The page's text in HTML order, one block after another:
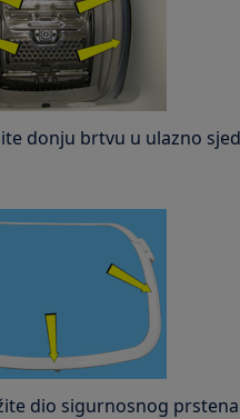
donju brtvu u ulazno
dio sigurnosnog